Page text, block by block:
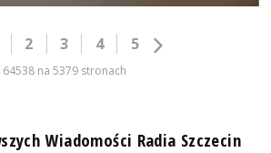
2 3 4 5
64538 na 5379 stronach
Wiadomości Radia Szczecin